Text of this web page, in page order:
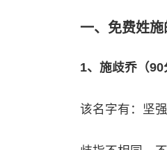
一、免费姓施
1、施歧乔（90
该名字有：坚